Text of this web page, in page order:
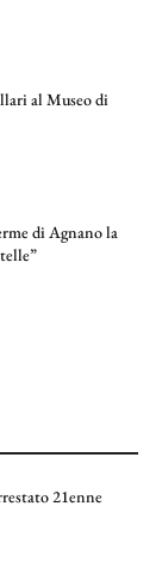
al Museo di
di Agnano la
21enne